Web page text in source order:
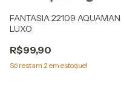
FANTASIA 22109 AQUAMAN
LUXO
R$99,90
Só restam 2em estoque!